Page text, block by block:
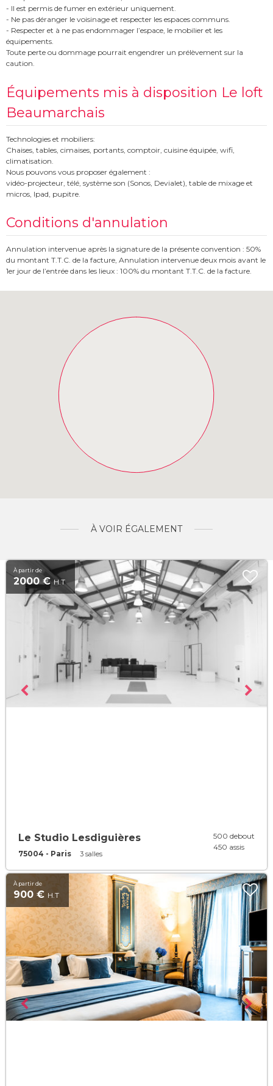
- Il est permis de fumer en extérieur uniquement.
- Ne pas déranger le voisinage et respecter les espaces communs.
- Respecter et à ne pas endommager l’espace, le mobilier et les
équipements.
Toute perte ou dommage pourrait engendrer un prélèvement sur la
caution.
Équipements mis à disposition Le loft
Beaumarchais
Technologies et mobiliers:
Chaises, tables, cimaises, portants, comptoir, cuisine équipée, wifi,
climatisation.
Nous pouvons vous proposer également :
vidéo-projecteur, télé, système son (Sonos, Devialet), table de mixage et
micros, Ipad, pupitre.
Conditions d'annulation
Annulation intervenue après la signature de la présente convention : 50%
du montant T.T.C. de la facture, Annulation intervenue deux mois avant le
1er jour de l’entrée dans les lieux : 100% du montant T.T.C. de la facture.
À VOIR ÉGALEMENT
À partir de
2000 €H.T
Le Studio Lesdiguières
75004 - Paris 3 salles
500 debout
450 assis
À partir de
900 € H.T